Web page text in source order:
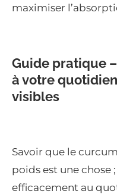
maximiser
Guide pratique
à votre
visibles
Savoir que le
poids est une chose
efficacement au